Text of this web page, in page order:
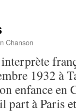
Chanson
1932 à
enfance en
part à Paris